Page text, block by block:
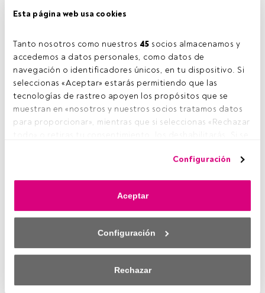
Esta página web usa cookies
Tanto nosotros como nuestros 45 socios almacenamos y
accedemos a datos personales, como datos de
navegación o identificadores únicos, en tu dispositivo. Si
seleccionas «Aceptar» estarás permitiendo que las
tecnologías de rastreo apoyen los propósitos que se
muestran en «nosotros y nuestros socios tratamos datos
para proporcionar», mientras que si seleccionas «Rechazar
anuncios que ves podrían dejar de ser relevantes para ti.
momento haciendo clic en el enlace «Preferencias de
privacidad» que aparece en la parte inferior de la página
la izquierda de la página web). Tus opciones tendrán
saber más, consulta nuestra política de privacidad.
Configuración
Aceptar
Configuración
Rechazar